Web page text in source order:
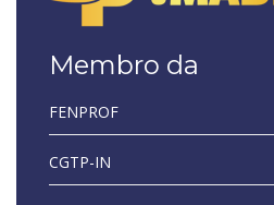
Membro da
FENPROF
CGTP-IN